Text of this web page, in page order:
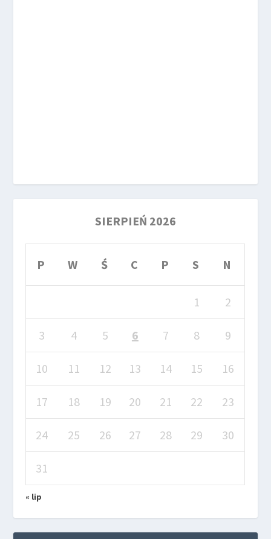
SIERPIEŃ 2026
P W Ś C P S N
1 2
3 4 5 6 7 8 9
10 11 12 13 14 15 16
17 18 19 20 21 22 23
24 25 26 27 28 29 30
31
« lip